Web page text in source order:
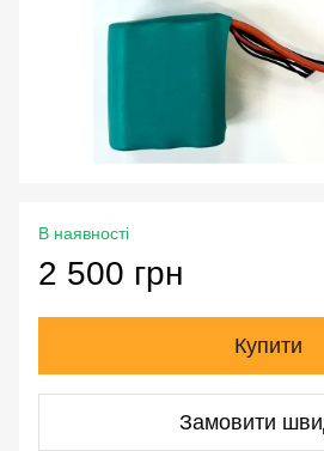
В наявності
2 500 грн
Купити
Замовити